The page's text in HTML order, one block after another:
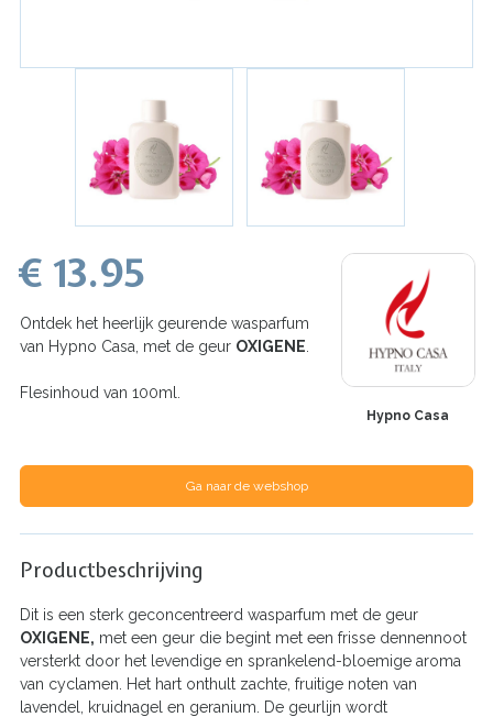
Hypno Casa
€ 13.95
Ontdek het heerlijk geurende wasparfum
van Hypno Casa, met de geur OXIGENE
Flesinhoud van 100ml.
Ga naar de webshop
Productbeschrijving
Dit is een sterk geconcentreerd wasparfum met de geur
OXIGENE, met een geur die begint met een frisse dennennoot
versterkt door het levendige en sprankelend-bloemige aroma
van cyclamen. Het hart onthult zachte, fruitige noten van
lavendel, kruidnagel en geranium. De geurlijn wordt